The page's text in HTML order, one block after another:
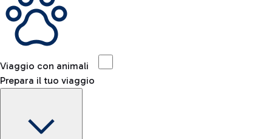
Viaggio con animali
Prepara il tuo viaggio